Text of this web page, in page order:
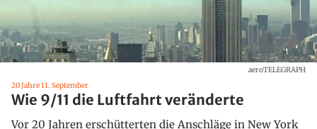
aeroTELEGRAPH
20 Jahre 11. September
Wie 9/11 die Luftfahrt veränderte
Vor 20 Jahren erschütterten die Anschläge in New York